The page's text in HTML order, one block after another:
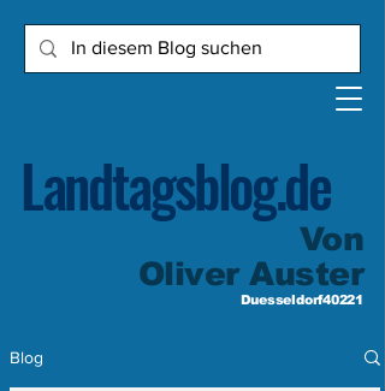
Landtagsblog.de
Von
Oliver Auster
Duesseldorf40221
Blog